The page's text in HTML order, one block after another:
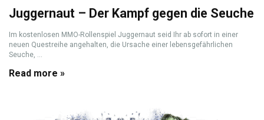
Juggernaut – Der Kampf gegen die Seuche
Im kostenlosen MMO-Rollenspiel Juggernaut seid Ihr ab sofort in einer
neuen Questreihe angehalten, die Ursache einer lebensgefährlichen
Seuche, ...
Read more »